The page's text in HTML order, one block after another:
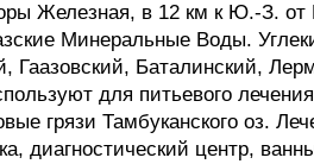
Железная, в 12 км к Ю.-З.
Минеральные Воды.
Баталинский,
для питьевого
грязи Тамбуканского оз.
диагностический центр,